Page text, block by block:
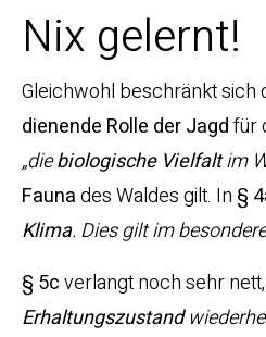
Nix gelernt!
Gleichwohl beschränkt sich
dienende Rolle derJagdfür
„diebiologische Vielfaltim
Faunades Waldes gilt. In §
Klima. Dies gilt im
§ 5cverlangt noch sehr nett,
Erhaltungszustand